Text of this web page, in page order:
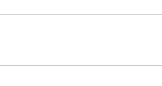
på plats.I anmälningsavgiften